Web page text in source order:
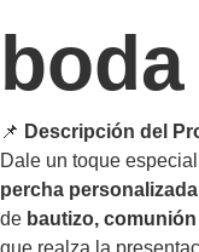
boda
📌 Descripción del
Dale un toque
percha personalizada
de bautizo,
que realza la